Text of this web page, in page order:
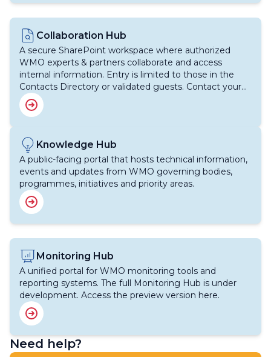
Image
Collaboration Hub
A secure SharePoint workspace where authorized
WMO experts & partners collaborate and access
internal information. Entry is limited to those in the
Contacts Directory or validated guests. Contact your
WMO focal point for support.
ImageKnowledge Hub
A public-facing portal that hosts technical information,
events and updates from WMO governing bodies,
programmes, initiatives and priority areas.
Image
Monitoring Hub
A unified portal for WMO monitoring tools and
reporting systems. The full Monitoring Hub is under
development. Access the preview version here.
Need help?